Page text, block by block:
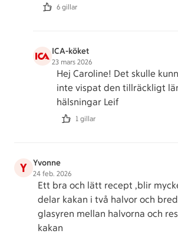
6 gillar
ICA-köket
23 mars 2026
Hej Caroline! Det skulle
inte vispat den tillräckligt
hälsningar Leif
1 gillar
Y Yvonne
24 feb. 2026
Ett bra och lätt recept ,blir
delar kakan i två halvor och
glasyren mellan halvorna och
kakan